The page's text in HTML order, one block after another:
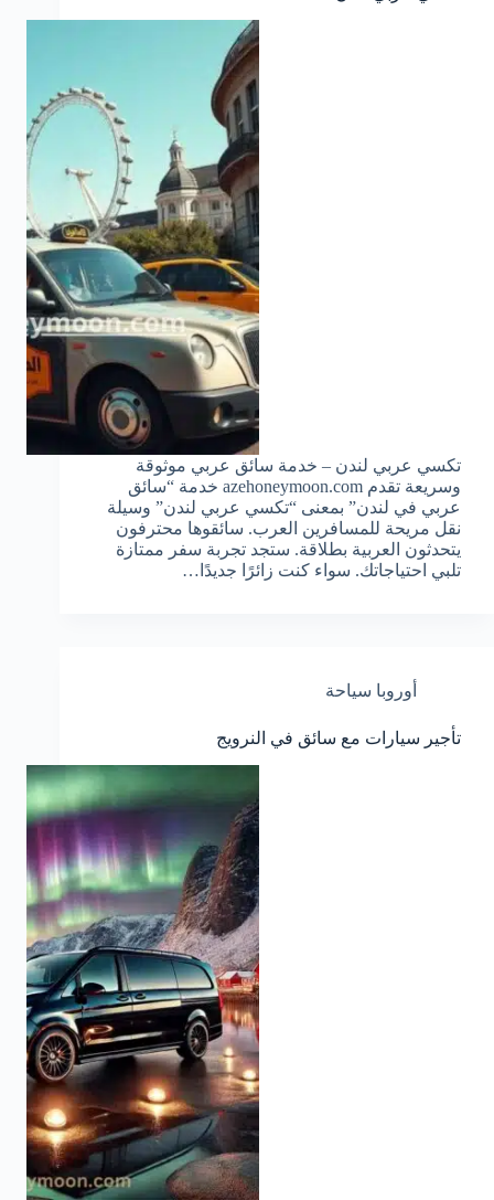
تكسي عربي لندن – خدمة سائق عربي موثوقة
وسريعة تقدم azehoneymoon.com خدمة “سائق
عربي في لندن” بمعنى “تكسي عربي لندن” وسيلة
نقل مريحة للمسافرين العرب. سائقوها محترفون
يتحدثون العربية بطلاقة. ستجد تجربة سفر ممتازة
تلبي احتياجاتك. سواء كنت زائرًا جديدًا…
أوروبا سياحة
تأجير سيارات مع سائق في النرويج